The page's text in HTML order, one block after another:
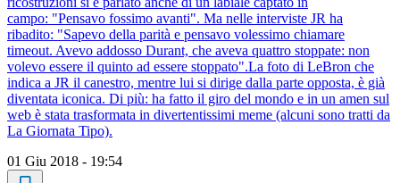
campo: "Pensavo fossimo avanti". Ma nelle interviste JR ha
ribadito: "Sapevo della parità e pensavo volessimo chiamare
timeout. Avevo addosso Durant, che aveva quattro stoppate: non
volevo essere il quinto ad essere stoppato".La foto di LeBron che
indica a JR il canestro, mentre lui si dirige dalla parte opposta, è già
diventata iconica. Di più: ha fatto il giro del mondo e in un amen sul
web è stata trasformata in divertentissimi meme (alcuni sono tratti da
La Giornata Tipo).
01 Giu 2018 - 19:54